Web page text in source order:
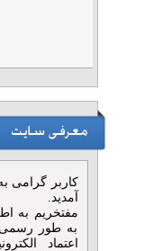
کاربر گرامی
آمدید.
مفتخریم به
اعتماد